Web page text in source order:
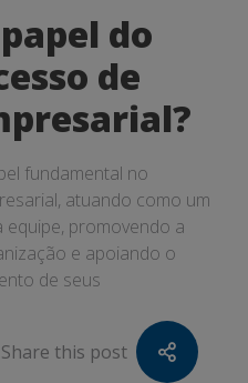
do
de
fundamental no
atuando como um
promovendo a
e apoiando o
de seus
Share this post